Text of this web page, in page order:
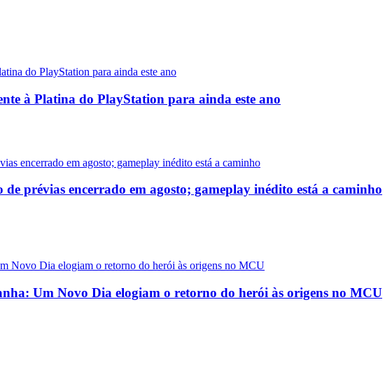
à Platina do PlayStation para ainda este ano
prévias encerrado em agosto; gameplay inédito está a caminho
Um Novo Dia elogiam o retorno do herói às origens no MCU